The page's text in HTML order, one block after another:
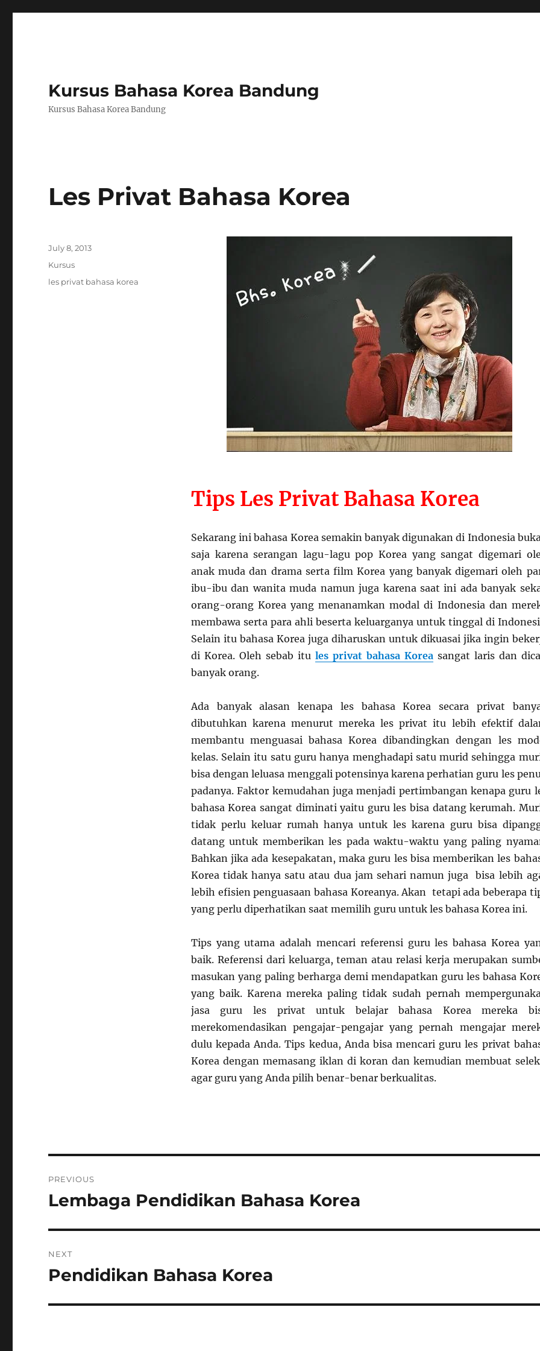
Kursus Bahasa Korea Bandung
Kursus Bahasa Korea Bandung
Les Privat Bahasa Korea
Tips Les Privat Bahasa Korea
Sekarang ini bahasa Korea semakin banyak digunakan di Indonesia
saja karena serangan lagu-lagu pop Korea yang sangat digemari
anak muda dan drama serta film Korea yang banyak digemari oleh
ibu-ibu dan wanita muda namun juga karena saat ini ada banyak
orang-orang Korea yang menanamkan modal di Indonesia dan
membawa serta para ahli beserta keluarganya untuk tinggal di
Selain itu bahasa Korea juga diharuskan untuk dikuasai jika ingin
di Korea. Oleh sebab itu les privat bahasa Korea sangat laris dan
banyak orang.
Ada banyak alasan kenapa les bahasa Korea secara privat
dibutuhkan karena menurut mereka les privat itu lebih efektif
membantu menguasai bahasa Korea dibandingkan dengan les
kelas. Selain itu satu guru hanya menghadapi satu murid sehingga
bisa dengan leluasa menggali potensinya karena perhatian guru les
padanya. Faktor kemudahan juga menjadi pertimbangan kenapa guru
bahasa Korea sangat diminati yaitu guru les bisa datang kerumah.
tidak perlu keluar rumah hanya untuk les karena guru bisa
datang untuk memberikan les pada waktu-waktu yang paling
Bahkan jika ada kesepakatan, maka guru les bisa memberikan les
Korea tidak hanya satu atau dua jam sehari namun juga bisa lebih
lebih efisien penguasaan bahasa Koreanya. Akan tetapi ada beberapa
yang perlu diperhatikan saat memilih guru untuk les bahasa Korea ini.
Tips yang utama adalah mencari referensi guru les bahasa Korea
baik. Referensi dari keluarga, teman atau relasi kerja merupakan
masukan yang paling berharga demi mendapatkan guru les bahasa
yang baik. Karena mereka paling tidak sudah pernah
jasa guru les privat untuk belajar bahasa Korea mereka
merekomendasikan pengajar-pengajar yang pernah mengajar
dulu kepada Anda. Tips kedua, Anda bisa mencari guru les privat
Korea dengan memasang iklan di koran dan kemudian membuat
agar guru yang Anda pilih benar-benar berkualitas.
Author
Posted
July 8, 2013
Categories
Kursus
Tags
les privat bahasa korea
navigation
PREVIOUS
Previous
Lembaga Pendidikan Bahasa Korea
NEXT
Next
Pendidikan Bahasa Korea